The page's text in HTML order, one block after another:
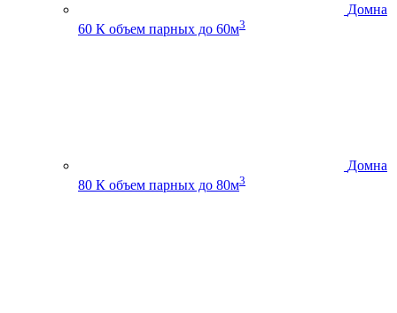
Домна
60 К объем парных до 60м3
Домна
80 К объем парных до 80м3